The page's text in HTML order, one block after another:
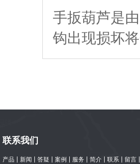
手扳葫芦是
钩出现损坏
联系我们
产品 新闻 答疑 案例 服务 简介 联系
留言